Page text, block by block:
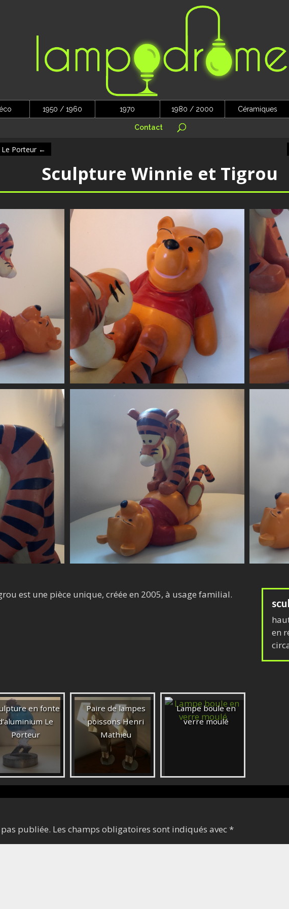
1950 / 1960 1970 1980 / 2000 Céramiques
Contact
Le Porteur ←
Sculpture Winnie et Tigrou
est une pièce unique, créée en 2005, à usage familial.
en
en fonte
Le
Porteur
Paire de lampes
poissons Henri
Mathieu
Lampe boule en
verre moulé
publiée. Les champs obligatoires sont indiqués avec*